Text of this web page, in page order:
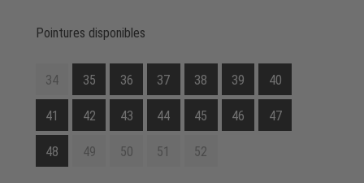
Pointures disponibles
34 35 36 37 38 39 40
41 42 43 44 45 46 47
48 49 50 51 52